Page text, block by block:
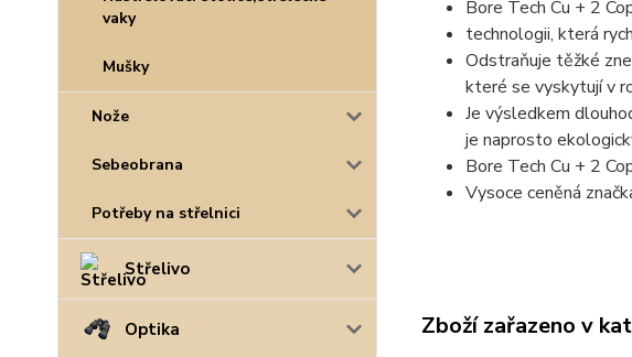
vaky
Mušky
Nože
Sebeobrana
Potřeby na střelnici
Střelivo
Optika
Bore Tech Cu + 2
technologii, která
Odstraňuje těžké
které se vyskytují v
Je výsledkem
je naprosto
Bore Tech Cu + 2
Vysoce ceněná
Zboží zařazeno v